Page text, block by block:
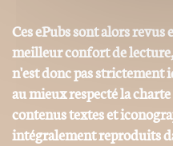
Ces ePubs sont alors
meilleur confort de
n'est donc pas strictement
au mieux respecté la
contenus textes et
intégralement reproduits